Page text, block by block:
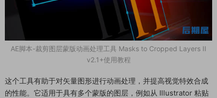
AE脚本-裁剪图层蒙版动画处理工具 Masks to Cropped Layers II
v2.1+使用教程
这个工具有助于对矢量图形进行动画处理，并提高视觉特效合成
的性能。它适用于具有多个蒙版的图层，例如从 Illustrator 粘贴